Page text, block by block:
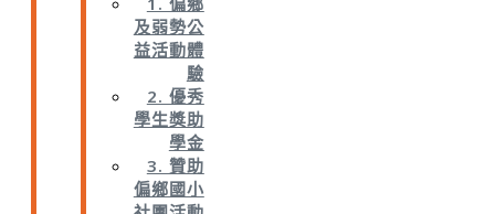
及弱勢公
益活動體
驗
2. 優秀
學生獎助
學金
3. 贊助
偏鄉國小